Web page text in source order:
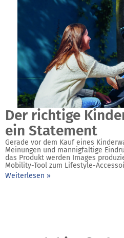
Der richtige
ein Statement
Gerade vor dem Kauf eines
Meinungen und mannigfaltige
das Produkt werden Images
Mobility-­Tool zum Lifestyle-
Weiterlesen »